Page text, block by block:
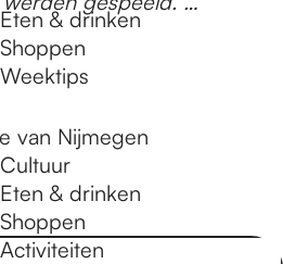
Eten & drinken
Shoppen
Weektips
van Nijmegen
Cultuur
Eten & drinken
Shoppen
Activiteiten